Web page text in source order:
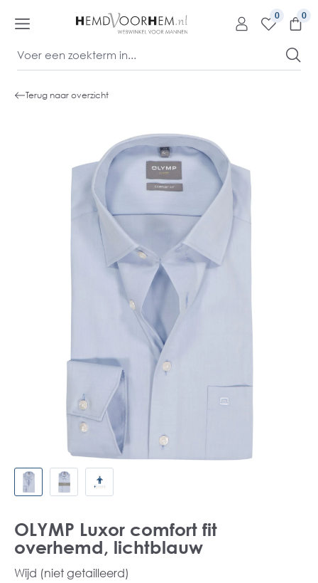
0
Terug naar overzicht
OLYMP Luxor comfort fit
overhemd, lichtblauw
Wijd (niet getailleerd)